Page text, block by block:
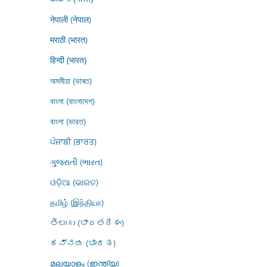
नेपाली (नेपाल)
मराठी (भारत)
हिन्दी (भारत)
অসমীয়া (ভাৰত)
বাংলা (বাংলাদেশ)
বাংলা (ভারত)
ਪੰਜਾਬੀ (ਭਾਰਤ)
ગુજરાતી (ભારત)
ଓଡ଼ିଆ (ଭାରତ)
தமிழ் (இந்தியா)
తెలుగు (భారతదేశం)
ಕನ್ನಡ (ಭಾರತ)
മലയാളം (ഇന്ത്യ)